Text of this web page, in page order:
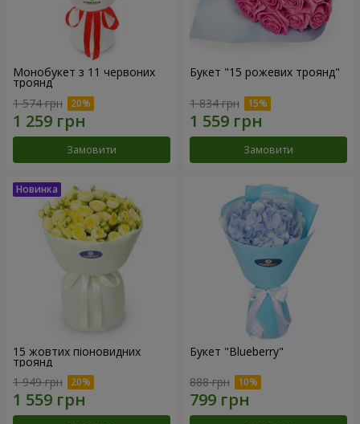
Монобукет з 11 червоних
троянд
1 574 грн
Замовити
Букет "15 рожевих троянд"
1 834 грн
Замовити
15 жовтих піоновидних
троянд
1 949 грн
Букет "Blueberry"
888 грн